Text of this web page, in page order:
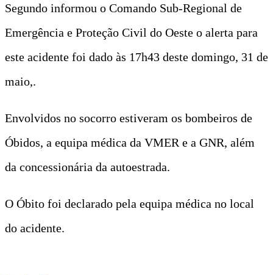
Segundo informou o Comando Sub-Regional de
Emergência e Proteção Civil do Oeste o alerta para
este acidente foi dado às 17h43 deste domingo, 31 de
maio,.
Envolvidos no socorro estiveram os bombeiros de
Óbidos, a equipa médica da VMER e a GNR, além
da concessionária da autoestrada.
O Óbito foi declarado pela equipa médica no local
do acidente.